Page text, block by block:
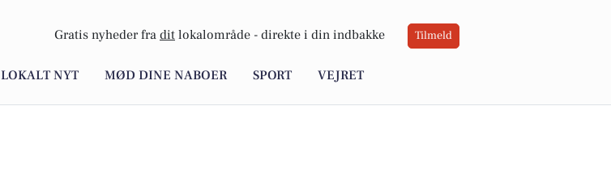
Gratis nyheder fra dit lokalområde - direkte i din indbakke Tilmeld
LOKALT NYT MØD DINE NABOER SPORT VEJRET